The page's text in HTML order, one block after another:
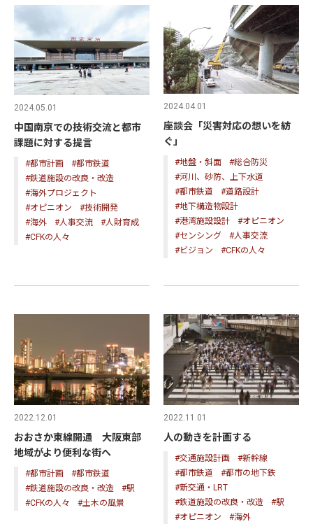
2024.05.01
中国南京での技術交流と都市
課題に対する提言
#都市計画
#都市鉄道
#鉄道施設の改良・改造
#海外プロジェクト
#オピニオン
#技術開発
#海外
#人事交流
#人財育成
#CFKの人々
2024.04.01
座談会「災害対応の想いを紡
ぐ」
#地盤・斜面
#総合防災
#河川、砂防、上下水道
#都市鉄道
#道路設計
#地下構造物設計
#港湾施設設計
#オピニオン
#センシング
#人事交流
#ビジョン
#CFKの人々
2022.12.01
おおさか東線開通 大阪東部
地域がより便利な街へ
#都市計画
#都市鉄道
#鉄道施設の改良・改造
#駅
#CFKの人々
#土木の風景
2022.11.01
人の動きを計画する
#交通施設計画
#新幹線
#都市鉄道
#都市の地下鉄
#新交通・LRT
#鉄道施設の改良・改造
#駅
#オピニオン
#海外